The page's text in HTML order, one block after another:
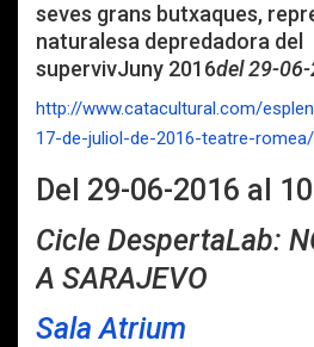
seves grans butxaques,
naturalesa depredadora del
supervivJuny 2016del 29-
http://www.catacultural.com/
17-de-juliol-de-2016-teatre-romea/
Del 29-06-2016 al
Cicle DespertaLab:
A SARAJEVO
Sala Atrium